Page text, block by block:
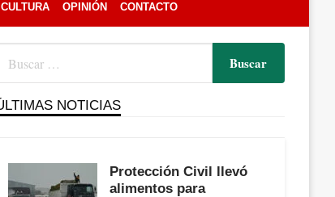
CULTURA OPINIÓN CONTACTO
NOTICIAS
Protección Civil llevó
alimentos para